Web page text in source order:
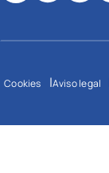
Cookies
|Aviso legal